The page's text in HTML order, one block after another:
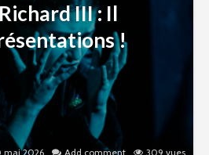
III : Il
!
mai 2026 Add comment 309 vues